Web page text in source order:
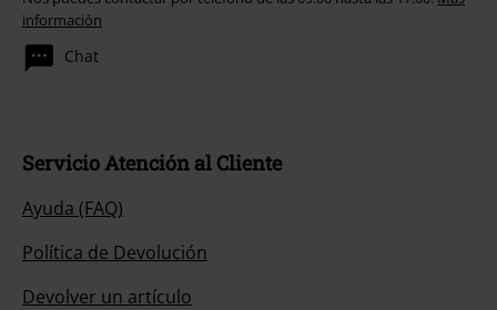
información
Chat
Servicio Atención al Cliente
Ayuda (FAQ)
Política de Devolución
Devolver un artículo